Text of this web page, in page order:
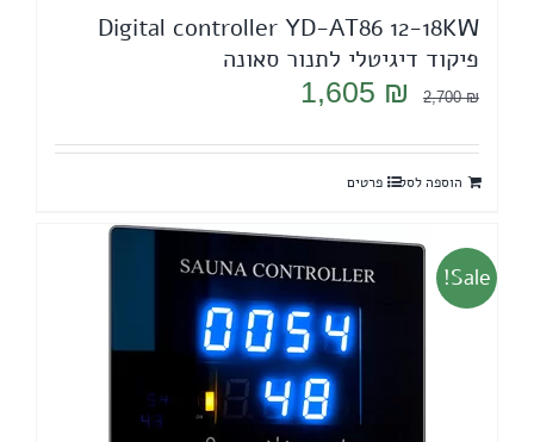
Digital controller YD-AT86 12-18KW
פיקוד דיגיטלי לתנור סאונה
2,700₪
המחיר
היה:
2,700 ₪.
1,605 ₪
הוא:
הוספה לסל פרטים
Sale!